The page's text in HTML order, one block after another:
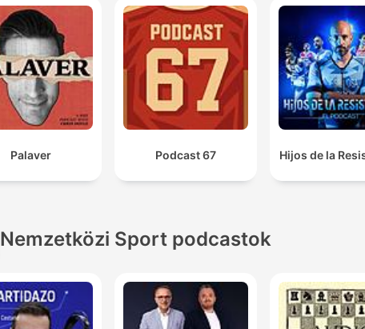
Palaver Podcast 67 Hijos de la
Nemzetközi Sport podcastok